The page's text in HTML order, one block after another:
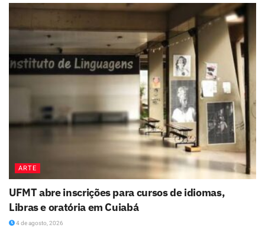
ARTE
UFMT abre inscrições para cursos de idiomas,
Libras e oratória em Cuiabá
4 de agosto, 2026